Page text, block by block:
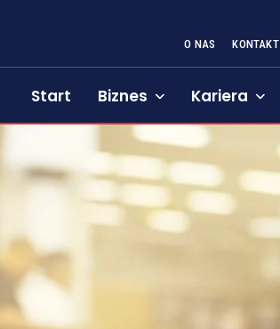
O NAS KONTAKT
Start Biznes Kariera